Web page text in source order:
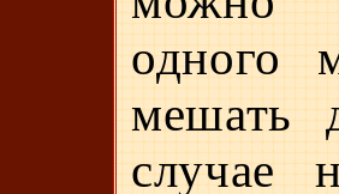
одного
мешать
случае